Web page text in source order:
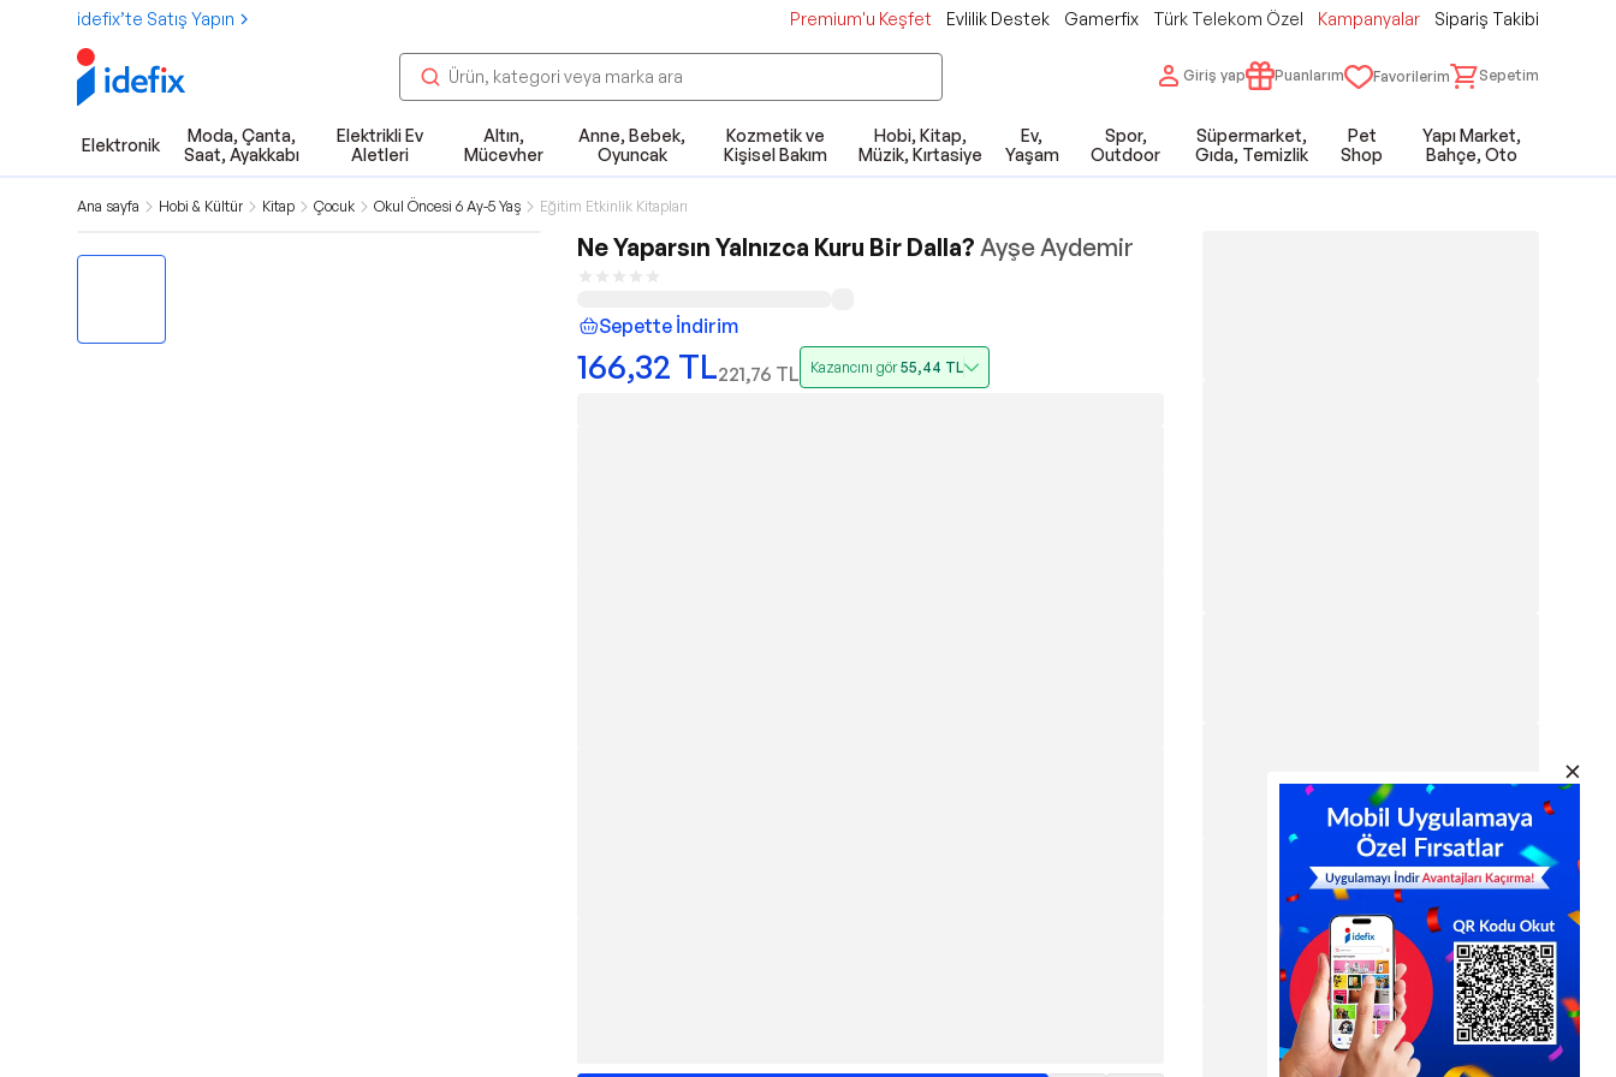
idefix’te Satış Yapın Premium'u Keşfet Evlilik Destek Gamerfix Türk Telekom Özel Kampanyalar Sipariş Takibi
Giriş yap Puanlarım Favorilerim Sepetim
Elektronik
Moda, Çanta,
Saat, Ayakkabı
Elektrikli Ev
Aletleri
Altın,
Mücevher
Anne, Bebek,
Oyuncak
Kozmetik ve
Kişisel Bakım
Hobi, Kitap,
Müzik, Kırtasiye
Ev,
Yaşam
Spor,
Outdoor
Süpermarket,
Gıda, Temizlik
Pet
Shop
Yapı Market,
Bahçe, Oto
Ana sayfa Hobi & Kültür Kitap Çocuk Okul Öncesi 6 Ay-5 Yaş Eğitim Etkinlik Kitapları
Ne Yaparsın Yalnızca Kuru Bir Dalla? Ayşe Aydemir
Sepette İndirim
166,32 TL221,76 TL Kazancını gör55,44 TL